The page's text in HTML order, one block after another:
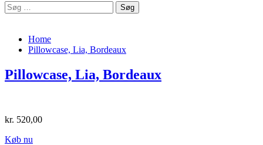
Søg
efter:
Home
Pillowcase, Lia, Bordeaux
Pillowcase, Lia, Bordeaux
kr. 520,00
Køb nu